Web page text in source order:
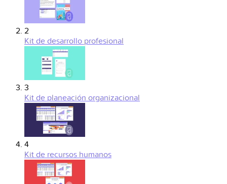
2
Kit de desarrollo profesional
3
Kit de planeación organizacional
4
Kit de recursos humanos